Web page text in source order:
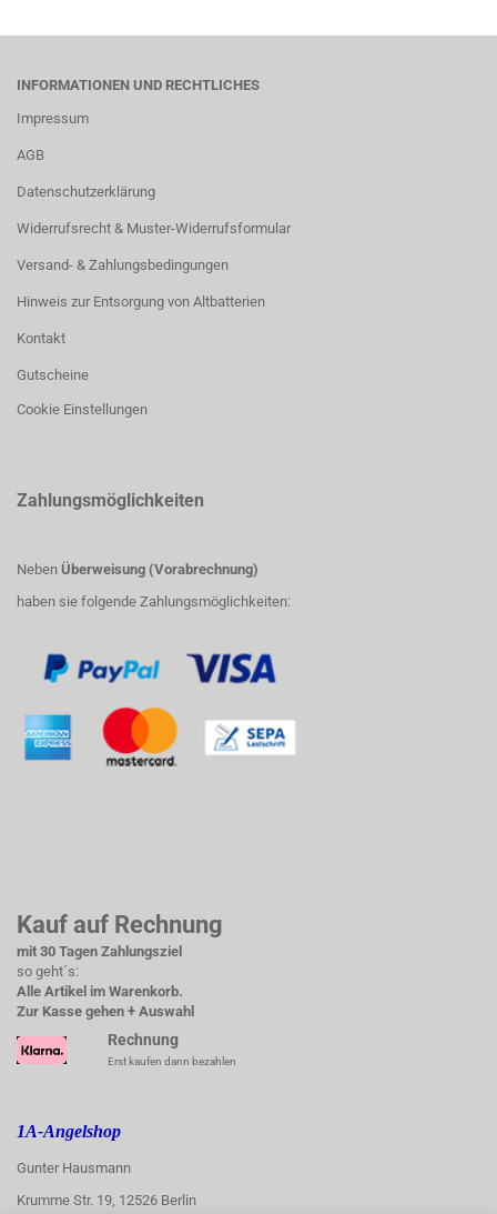
INFORMATIONEN UND RECHTLICHES
Impressum
AGB
Datenschutzerklärung
Widerrufsrecht & Muster-Widerrufsformular
Versand- & Zahlungsbedingungen
Hinweis zur Entsorgung von Altbatterien
Kontakt
Gutscheine
Cookie Einstellungen
Zahlungsmöglichkeiten
Neben Überweisung (Vorabrechnung)
haben sie folgende Zahlungsmöglichkeiten:
Kauf auf Rechnung
mit 30 Tagen Zahlungsziel
so geht´s:
Alle Artikel im Warenkorb.
Zur Kasse gehen + Auswahl
Rechnung
Erst kaufen dann bezahlen
1A-Angelshop
Gunter Hausmann
Krumme Str. 19, 12526 Berlin